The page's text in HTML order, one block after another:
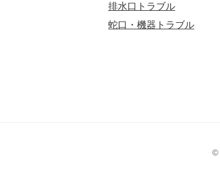
排水口トラブル
蛇口・機器トラブル
©